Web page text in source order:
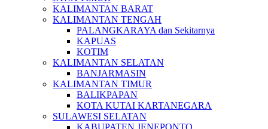
KALIMANTAN BARAT
KALIMANTAN TENGAH
PALANGKARAYA dan Sekitarnya
KAPUAS
KOTIM
KALIMANTAN SELATAN
BANJARMASIN
KALIMANTAN TIMUR
BALIKPAPAN
KOTA KUTAI KARTANEGARA
SULAWESI SELATAN
KABUPATEN JENEPONTO